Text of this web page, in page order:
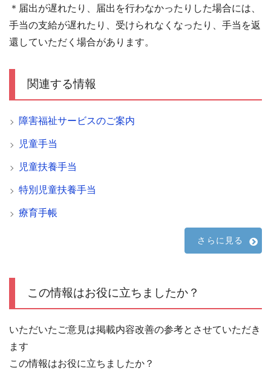
＊届出が遅れたり、届出を行わなかったりした場合には、
手当の支給が遅れたり、受けられなくなったり、手当を返
還していただく場合があります。
関連する情報
障害福祉サービスのご案内
児童手当
児童扶養手当
特別児童扶養手当
療育手帳
さらに見る
この情報はお役に立ちましたか？
いただいたご意見は掲載内容改善の参考とさせていただき
ます
この情報はお役に立ちましたか？